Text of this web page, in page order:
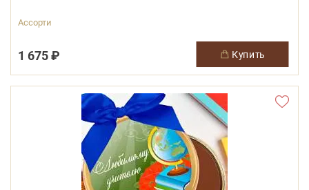
Ассорти
1 675 ₽ купить